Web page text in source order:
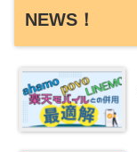
NEWS！